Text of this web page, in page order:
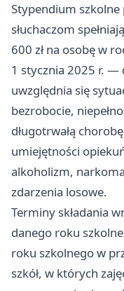
Stypendium szkolne
słuchaczom
600 zł na osobę w
1 stycznia 2025 r. —
uwzględnia się
bezrobocie,
długotrwałą
umiejętności
alkoholizm,
zdarzenia losowe.
Terminy składania
danego roku
roku szkolnego w
szkół, w których